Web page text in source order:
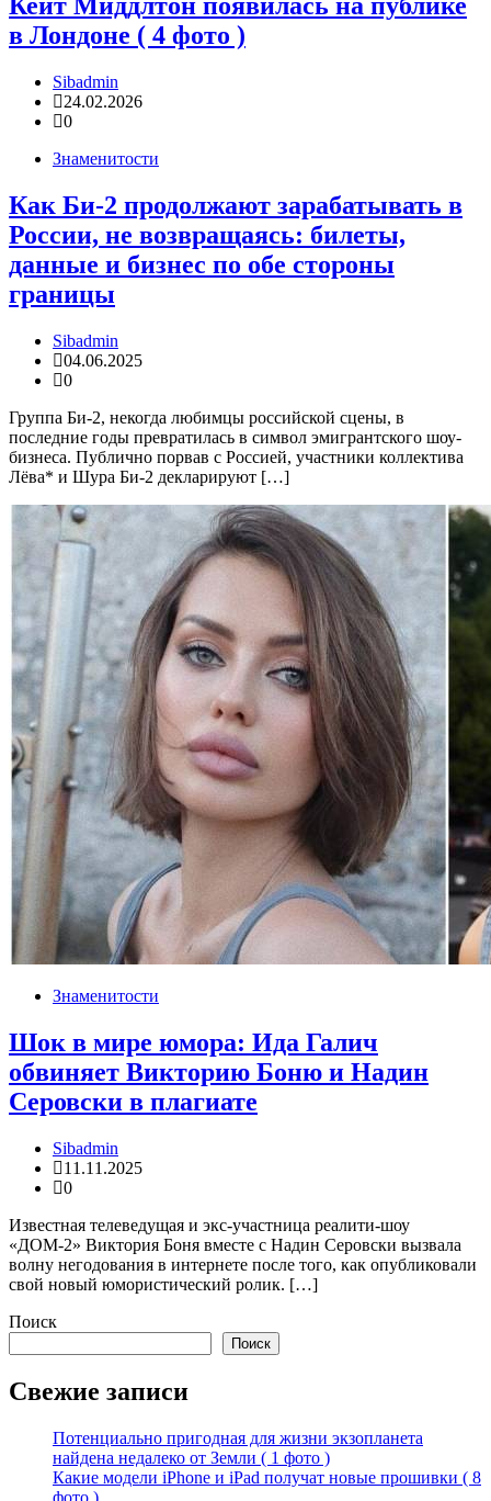
в Лондоне ( 4 фото )
Sibadmin
24.02.2026
0
Знаменитости
Как Би-2 продолжают зарабатывать в
России, не возвращаясь: билеты,
данные и бизнес по обе стороны
границы
Sibadmin
04.06.2025
0
Группа Би-2, некогда любимцы российской сцены, в
последние годы превратилась в символ эмигрантского шоу-
бизнеса. Публично порвав с Россией, участники коллектива
Лёва* и Шура Би-2 декларируют […]
Знаменитости
Шок в мире юмора: Ида Галич
обвиняет Викторию Боню и Надин
Серовски в плагиате
Sibadmin
11.11.2025
0
Известная телеведущая и экс-участница реалити-шоу
«ДОМ-2» Виктория Боня вместе с Надин Серовски вызвала
волну негодования в интернете после того, как опубликовали
свой новый юмористический ролик. […]
Поиск
Поиск
Свежие записи
Потенциально пригодная для жизни экзопланета
найдена недалеко от Земли ( 1 фото )
Какие модели iPhone и iPad получат новые прошивки ( 8
фото )